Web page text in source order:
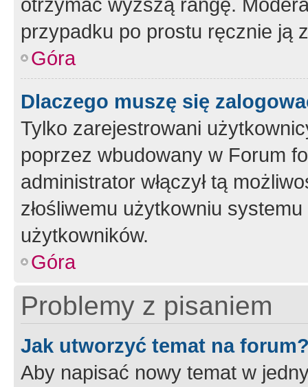
przypadku po prostu ręcznie ją
Góra
Dlaczego muszę się
Tylko zarejestrowani
poprzez wbudowany w Forum
administrator włączył tą
złośliwemu użytkowniu
użytkowników.
Góra
Problemy z pisaniem
Jak utworzyć temat na
Aby napisać nowy temat w